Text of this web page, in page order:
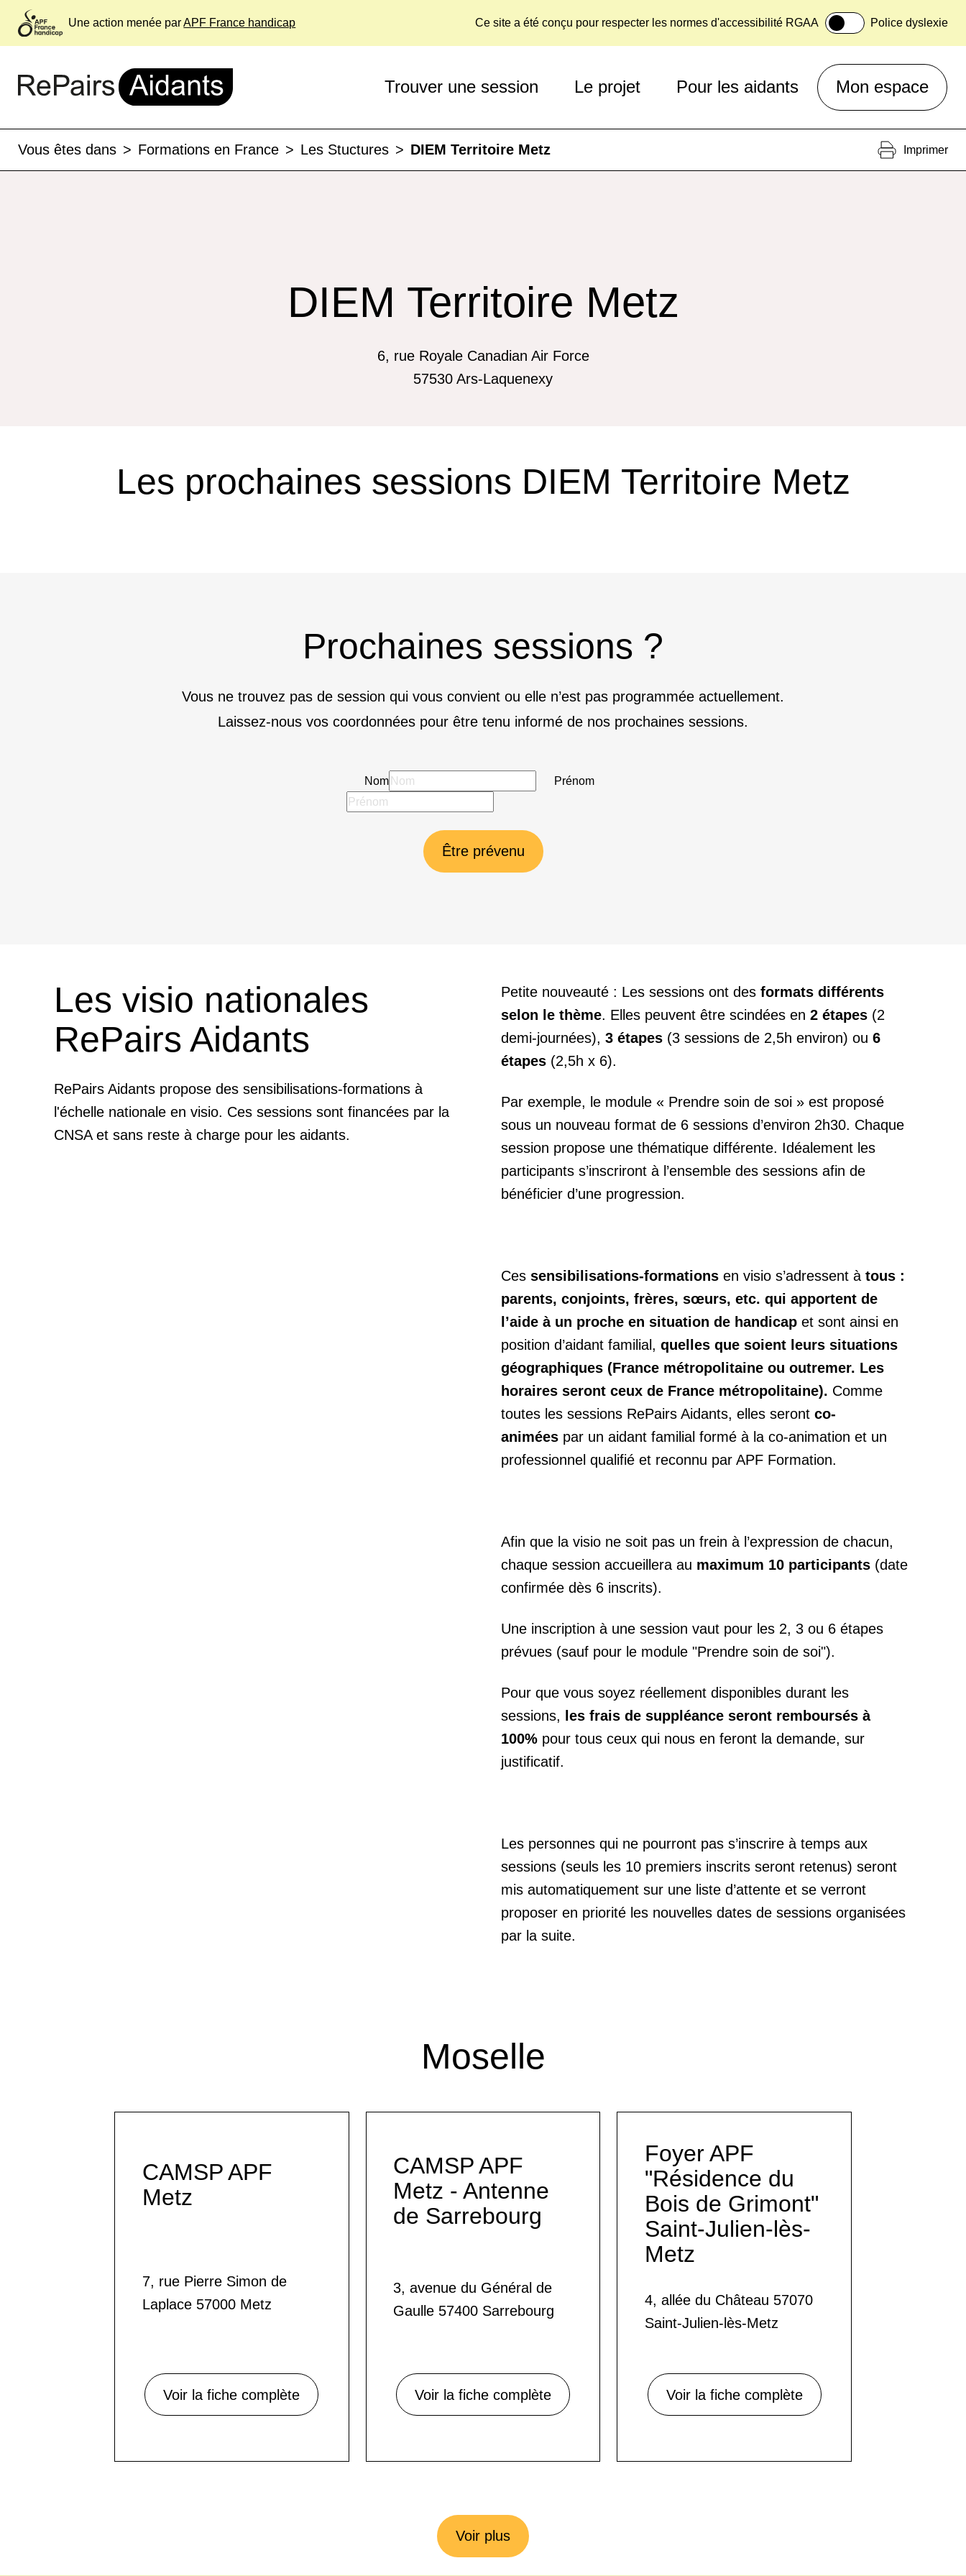
Une action menée parAPF France handicap Ce site a été conçu pour respecter les normes d'accessibilité RGAA Police dyslexie
Trouver une session Le projet Pour les aidants Mon espace
Vous êtes dans > Formations en France > Les Stuctures > DIEM Territoire Metz Imprimer
DIEM Territoire Metz
6, rue Royale Canadian Air Force
57530 Ars-Laquenexy
Les prochaines sessions DIEM Territoire Metz
Prochaines sessions ?
Vous ne trouvez pas de session qui vous convient ou elle n’est pas programmée actuellement.
Laissez-nous vos coordonnées pour être tenu informé de nos prochaines sessions.
Nom Prénom
Être prévenu
Les visio nationales
RePairs Aidants
RePairs Aidants propose des sensibilisations-formations à
l'échelle nationale en visio. Ces sessions sont financées par la
CNSA et sans reste à charge pour les aidants.
Petite nouveauté : Les sessions ont des formats différents
selon le thème. Elles peuvent être scindées en 2 étapes (2
demi-journées), 3 étapes (3 sessions de 2,5h environ) ou 6
étapes (2,5h x 6).
Par exemple, le module « Prendre soin de soi » est proposé
sous un nouveau format de 6 sessions d’environ 2h30. Chaque
session propose une thématique différente. Idéalement les
participants s’inscriront à l’ensemble des sessions afin de
bénéficier d’une progression.
Ces sensibilisations-formations en visio s’adressent à tous :
parents, conjoints, frères, sœurs, etc. qui apportent de
l’aide à un proche en situation de handicap et sont ainsi en
position d’aidant familial, quelles que soient leurs situations
géographiques (France métropolitaine ou outremer. Les
horaires seront ceux de France métropolitaine). Comme
toutes les sessions RePairs Aidants, elles seront co-
animées par un aidant familial formé à la co-animation et un
professionnel qualifié et reconnu par APF Formation.
Afin que la visio ne soit pas un frein à l’expression de chacun,
chaque session accueillera au maximum 10 participants (date
confirmée dès 6 inscrits).
Une inscription à une session vaut pour les 2, 3 ou 6 étapes
prévues (sauf pour le module "Prendre soin de soi").
Pour que vous soyez réellement disponibles durant les
sessions, les frais de suppléance seront remboursés à
100% pour tous ceux qui nous en feront la demande, sur
justificatif.
Les personnes qui ne pourront pas s’inscrire à temps aux
sessions (seuls les 10 premiers inscrits seront retenus) seront
mis automatiquement sur une liste d’attente et se verront
proposer en priorité les nouvelles dates de sessions organisées
par la suite.
Moselle
CAMSP APF
Metz
7, rue Pierre Simon de
Laplace 57000 Metz
Voir la fiche complète
CAMSP APF
Metz - Antenne
de Sarrebourg
3, avenue du Général de
Gaulle 57400 Sarrebourg
Voir la fiche complète
Foyer APF
"Résidence du
Bois de Grimont"
Saint-Julien-lès-
Metz
4, allée du Château 57070
Saint-Julien-lès-Metz
Voir la fiche complète
Voir plus